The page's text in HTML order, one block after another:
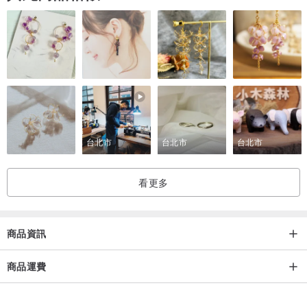
前側
後側
內部
細節
台北市 台北市 台北市
看更多
商品資訊
商品運費